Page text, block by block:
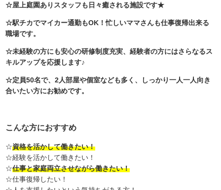
☆屋上庭園ありスタッフも日々癒される施設です★
☆駅チカでマイカー通勤もOK！忙しいママさんも仕事復帰出来る
職場です。
☆未経験の方にも安心の研修制度充実、経験者の方にはさらなるス
キルアップを応援します♪
☆定員50名で、2人部屋や個室なども多く、しっかり一人一人向き
合いたい方にお勧めです。
こんな方におすすめ
☆資格を活かして働きたい！
☆経験を活かして働きたい！
☆仕事と家庭両立させながら働きたい！
☆仕事復帰したい！